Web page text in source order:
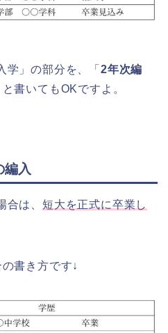
学」の部分を、「 2年次編
と書いてもOKですよ。
入
合は、 短大を正式に卒業し
書き方です↓